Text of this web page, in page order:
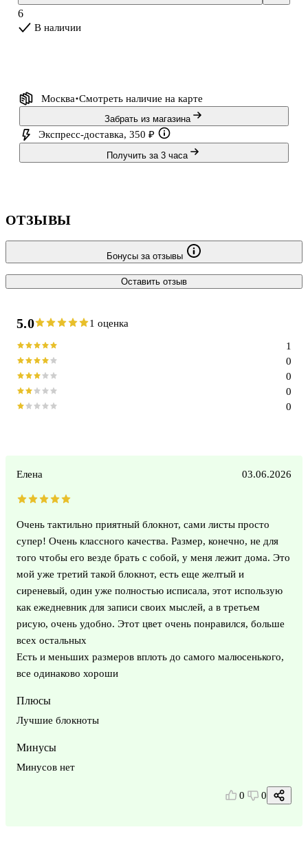
6
В наличии
Москва Смотреть наличие на карте
Забрать из магазина
Экспресс-доставка, 350 ₽
Получить за 3 часа
ОТЗЫВЫ
Бонусы за отзывы
Оставить отзыв
5.0 1 оценка
0
0
0
0
1
Елена 03.06.2026
Очень тактильно приятный блокнот, сами листы просто
супер! Очень классного качества. Размер, конечно, не для
того чтобы его везде брать с собой, у меня лежит дома. Это
мой уже третий такой блокнот, есть еще желтый и
сиреневый, один уже полностью исписала, этот использую
как ежедневник для записи своих мыслей, а в третьем
рисую, очень удобно. Этот цвет очень понравился, больше
всех остальных
Есть и меньших размеров вплоть до самого малюсенького,
все одинаково хороши
Плюсы
Лучшие блокноты
Минусы
Минусов нет
0 0